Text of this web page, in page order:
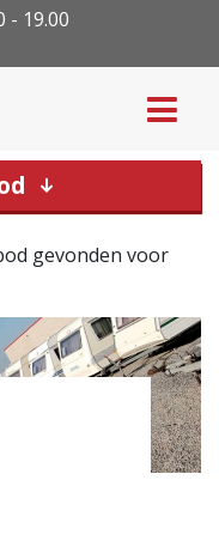
- 19.00
gevonden voor